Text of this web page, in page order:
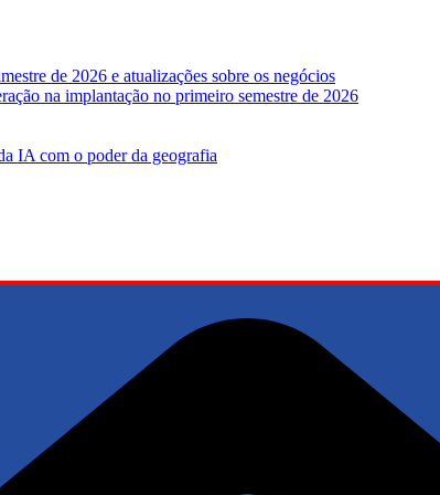
de 2026 e atualizações sobre os negócios
na implantação no primeiro semestre de 2026
IA ​​com o poder da geografia